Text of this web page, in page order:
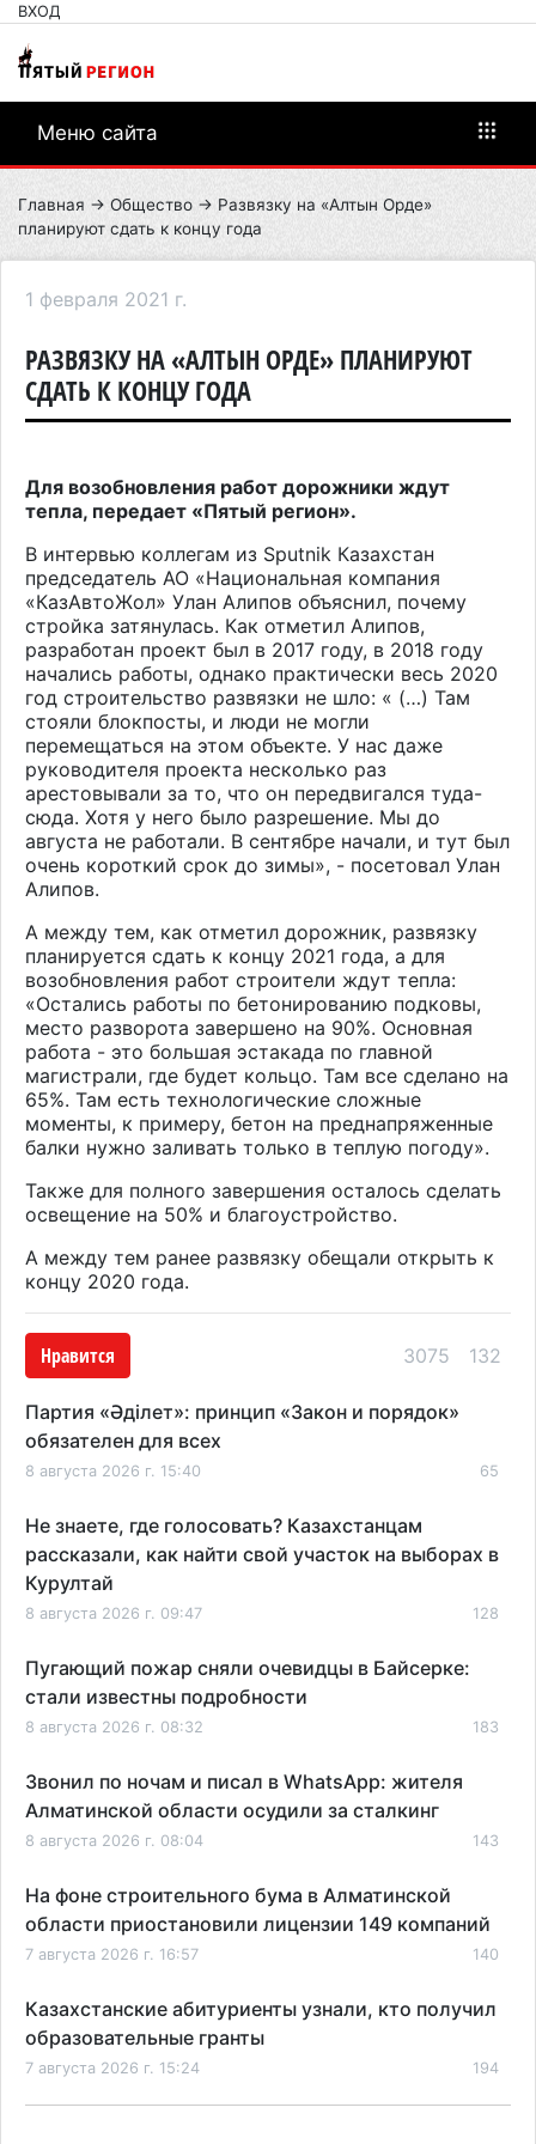
ВХОД
Меню сайта
Главная → Общество → Развязку на «Алтын Орде»
планируют сдать к концу года
1 февраля 2021 г.
РАЗВЯЗКУ НА «АЛТЫН ОРДЕ» ПЛАНИРУЮТ
СДАТЬ К КОНЦУ ГОДА
Для возобновления работ дорожники ждут
тепла, передает «Пятый регион».
В интервью коллегам из Sputnik Казахстан
председатель АО «Национальная компания
«КазАвтоЖол» Улан Алипов объяснил, почему
стройка затянулась. Как отметил Алипов,
разработан проект был в 2017 году, в 2018 году
начались работы, однако практически весь 2020
год строительство развязки не шло: « (…) Там
стояли блокпосты, и люди не могли
перемещаться на этом объекте. У нас даже
руководителя проекта несколько раз
арестовывали за то, что он передвигался туда-
сюда. Хотя у него было разрешение. Мы до
августа не работали. В сентябре начали, и тут был
очень короткий срок до зимы», - посетовал Улан
Алипов.
А между тем, как отметил дорожник, развязку
планируется сдать к концу 2021 года, а для
возобновления работ строители ждут тепла:
«Остались работы по бетонированию подковы,
место разворота завершено на 90%. Основная
работа - это большая эстакада по главной
магистрали, где будет кольцо. Там все сделано на
65%. Там есть технологические сложные
моменты, к примеру, бетон на преднапряженные
балки нужно заливать только в теплую погоду».
Также для полного завершения осталось сделать
освещение на 50% и благоустройство.
А между тем ранее развязку обещали открыть к
концу 2020 года.
Нравится 3075 132
Партия «Әділет»: принцип «Закон и порядок»
обязателен для всех
8 августа 2026 г. 15:40 65
Не знаете, где голосовать? Казахстанцам
рассказали, как найти свой участок на выборах в
Курултай
8 августа 2026 г. 09:47 128
Пугающий пожар сняли очевидцы в Байсерке:
стали известны подробности
8 августа 2026 г. 08:32 183
Звонил по ночам и писал в WhatsApp: жителя
Алматинской области осудили за сталкинг
8 августа 2026 г. 08:04 143
На фоне строительного бума в Алматинской
области приостановили лицензии 149 компаний
7 августа 2026 г. 16:57 140
Казахстанские абитуриенты узнали, кто получил
образовательные гранты
7 августа 2026 г. 15:24 194